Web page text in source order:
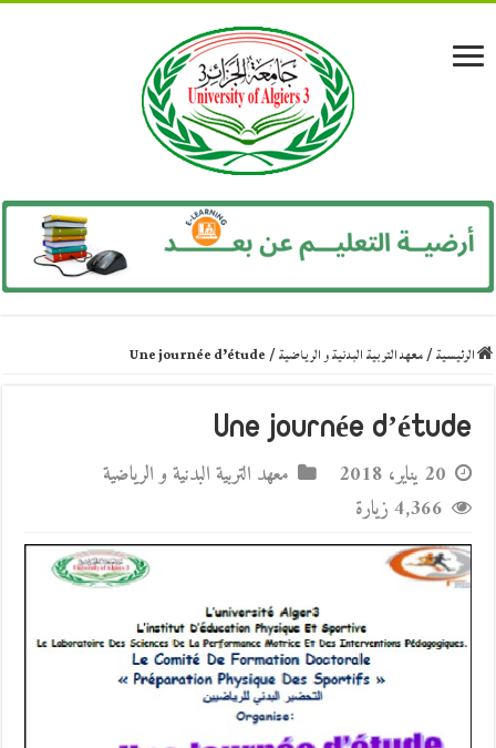
الرئيسية/معهد التربية البدنية و الرياضية/
Une journée d’étude
Une journée d’étude
20 يناير، 2018
معهد التربية البدنية و الرياضية
4,366 زيارة